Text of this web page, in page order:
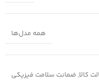
همه مدل‌ها
کالا, ضمانت سلامت فیزیکی